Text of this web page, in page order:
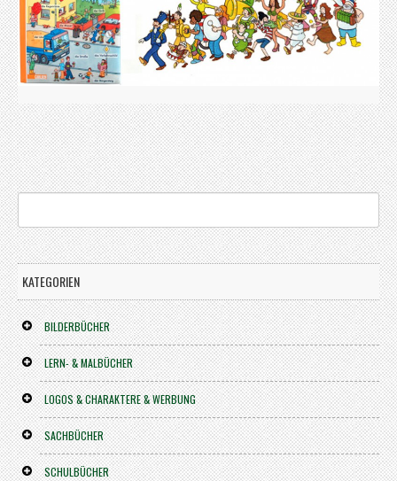
KATEGORIEN
BILDERBÜCHER
LERN- & MALBÜCHER
LOGOS & CHARAKTERE & WERBUNG
SACHBÜCHER
SCHULBÜCHER